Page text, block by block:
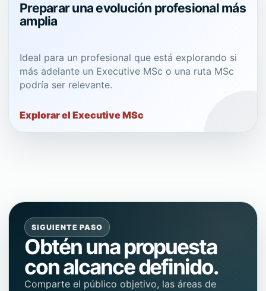
Preparar una evolución profesional más
amplia
Ideal para un profesional que está explorando si
más adelante un Executive MSc o una ruta MSc
podría ser relevante.
Explorar el Executive MSc
SIGUIENTE PASO
Obtén una propuesta
con alcance definido.
Comparte el público objetivo, las áreas de